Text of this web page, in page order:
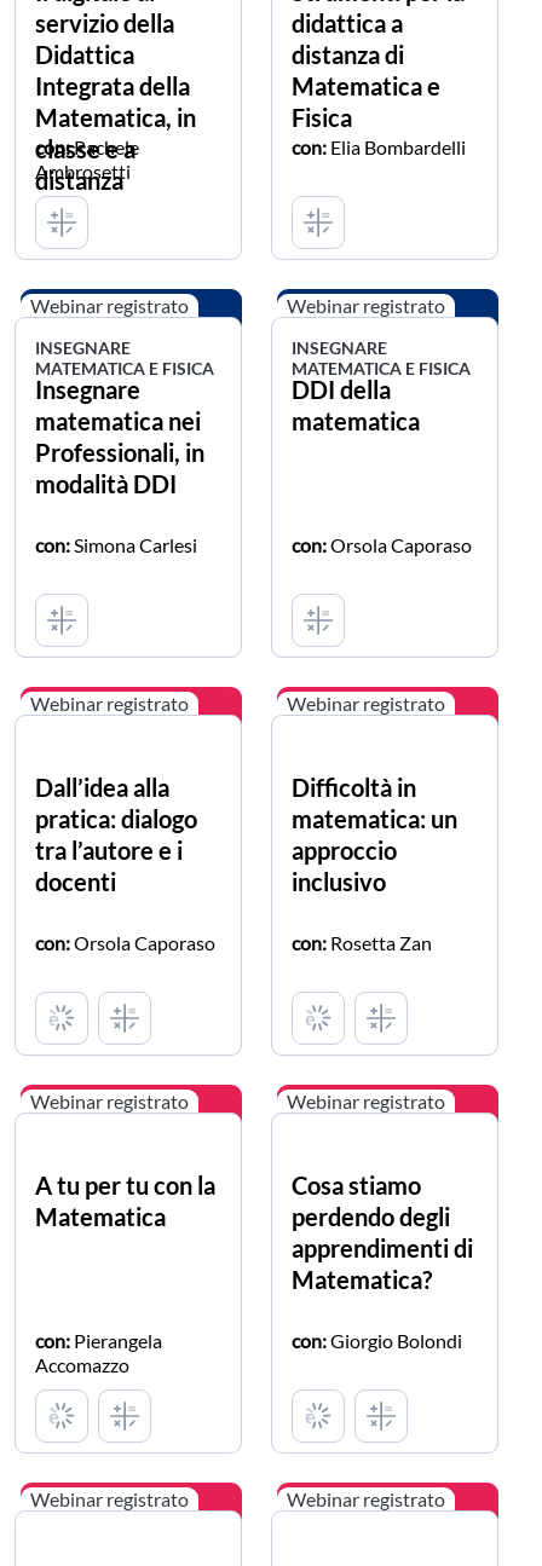
servizio della
Didattica
Integrata della
Matematica, in
classe e a
distanza
con:Rachele
Ambrosetti
didattica a
distanza di
Matematica e
Fisica
con: Elia Bombardelli
Webinar registrato
INSEGNARE
MATEMATICA E FISICA
Insegnare
matematica nei
Professionali, in
modalità DDI
con: Simona Carlesi
Webinar registrato
INSEGNARE
MATEMATICA E FISICA
DDI della
matematica
con:Orsola Caporaso
Webinar registrato
Dall’idea alla
pratica: dialogo
tra l’autore e i
docenti
con:Orsola Caporaso
Webinar registrato
Difficoltà in
matematica: un
approccio
inclusivo
con: Rosetta Zan
Webinar registrato
A tu per tu con la
Matematica
con: Pierangela
Accomazzo
Webinar registrato
Cosa stiamo
perdendo degli
apprendimenti di
Matematica?
con:Giorgio Bolondi
Webinar registrato Webinar registrato